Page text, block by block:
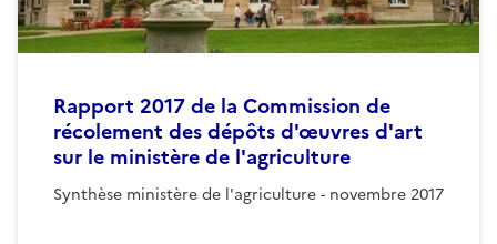
Rapport 2017 de la Commission de
récolement des dépôts d'œuvres d'art
sur le ministère de l'agriculture
Synthèse ministère de l'agriculture - novembre 2017